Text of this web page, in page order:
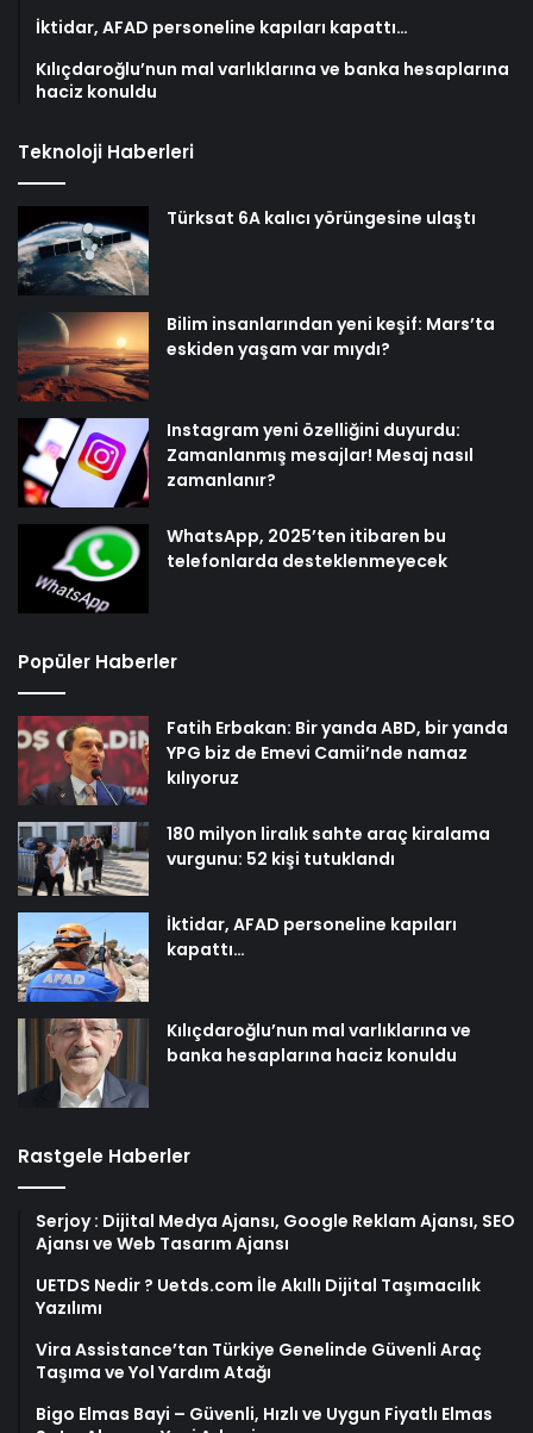
İktidar, AFAD personeline kapıları kapattı…
Kılıçdaroğlu’nun mal varlıklarına ve banka hesaplarına
haciz konuldu
Teknoloji Haberleri
Türksat 6A kalıcı yörüngesine ulaştı
Bilim insanlarından yeni keşif: Mars’ta
eskiden yaşam var mıydı?
Instagram yeni özelliğini duyurdu:
Zamanlanmış mesajlar! Mesaj nasıl
zamanlanır?
WhatsApp, 2025’ten itibaren bu
telefonlarda desteklenmeyecek
Popüler Haberler
Fatih Erbakan: Bir yanda ABD, bir yanda
YPG biz de Emevi Camii’nde namaz
kılıyoruz
180 milyon liralık sahte araç kiralama
vurgunu: 52 kişi tutuklandı
İktidar, AFAD personeline kapıları
kapattı…
Kılıçdaroğlu’nun mal varlıklarına ve
banka hesaplarına haciz konuldu
Rastgele Haberler
Serjoy : Dijital Medya Ajansı, Google Reklam Ajansı, SEO
Ajansı ve Web Tasarım Ajansı
UETDS Nedir ? Uetds.com İle Akıllı Dijital Taşımacılık
Yazılımı
Vira Assistance’tan Türkiye Genelinde Güvenli Araç
Taşıma ve Yol Yardım Atağı
Bigo Elmas Bayi – Güvenli, Hızlı ve Uygun Fiyatlı Elmas